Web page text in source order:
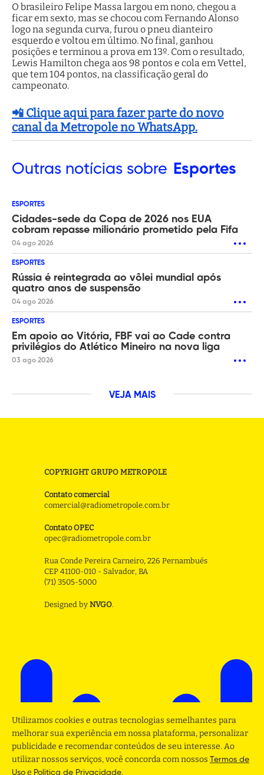
O brasileiro Felipe Massa largou em nono, chegou a
ficar em sexto, mas se chocou com Fernando Alonso
logo na segunda curva, furou o pneu dianteiro
esquerdo e voltou em último. No final, ganhou
posições e terminou a prova em 13º. Com o resultado,
Lewis Hamilton chega aos 98 pontos e cola em Vettel,
que tem 104 pontos, na classificação geral do
campeonato.
📲 Clique aqui para fazer parte do novo
canal da Metropole no WhatsApp.
Outras notícias sobre Esportes
ESPORTES
Cidades-sede da Copa de 2026 nos EUA
cobram repasse milionário prometido pela Fifa
04 ago 2026
ESPORTES
Rússia é reintegrada ao vôlei mundial após
quatro anos de suspensão
04 ago 2026
ESPORTES
Em apoio ao Vitória, FBF vai ao Cade contra
privilégios do Atlético Mineiro na nova liga
03 ago 2026
VEJA MAIS
COPYRIGHT GRUPO METROPOLE
Contato comercial
comercial@radiometropole.com.br
Contato OPEC
opec@radiometropole.com.br
Rua Conde Pereira Carneiro, 226 Pernambués
CEP 41100-010 - Salvador, BA
(71) 3505-5000
Designed by NVGO.
Utilizamos cookies e outras tecnologias semelhantes para
melhorar sua experiência em nossa plataforma, personalizar
publicidade e recomendar conteúdos de seu interesse. Ao
utilizar nossos serviços, você concorda com nossos Termos de
Uso e Politica de Privacidade.